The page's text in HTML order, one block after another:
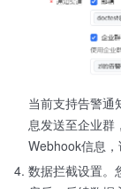
当前支持告警通
息发送至企业群
Webhook信息
数据拦截设置。